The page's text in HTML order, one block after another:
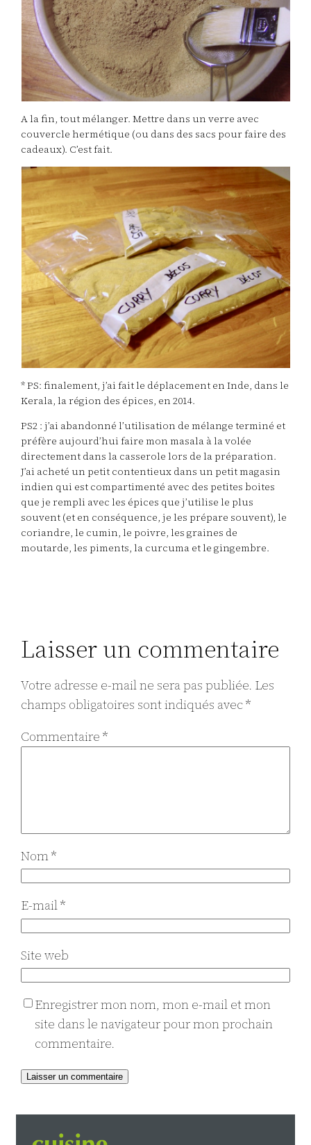
A la fin, tout mélanger. Mettre dans un verre avec
couvercle hermétique (ou dans des sacs pour faire des
cadeaux). C’est fait.
* PS: finalement, j’ai fait le déplacement en Inde, dans le
Kerala, la région des épices, en 2014.
PS2 : j’ai abandonné l’utilisation de mélange terminé et
préfère aujourd’hui faire mon masala à la volée
directement dans la casserole lors de la préparation.
J’ai acheté un petit contentieux dans un petit magasin
indien qui est compartimenté avec des petites boites
que je rempli avec les épices que j’utilise le plus
souvent (et en conséquence, je les prépare souvent), le
coriandre, le cumin, le poivre, les graines de
moutarde, les piments, la curcuma et le gingembre.
Laisser un commentaire
Votre adresse e-mail ne sera pas publiée. Les
champs obligatoires sont indiqués avec*
Commentaire*
Nom*
E-mail*
Site web
Enregistrer mon nom, mon e-mail et mon
site dans le navigateur pour mon prochain
commentaire.